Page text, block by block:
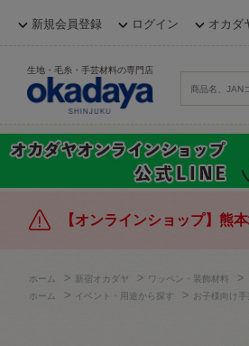
新規会員登録 ログイン オカダ
生地・毛糸・手芸材料の専門店
【オンラインショップ】熊
ホーム > 新宿オカダヤ > ワッペン・装飾材料 >
ホーム
> イベント・用途から探す > お子様向け手